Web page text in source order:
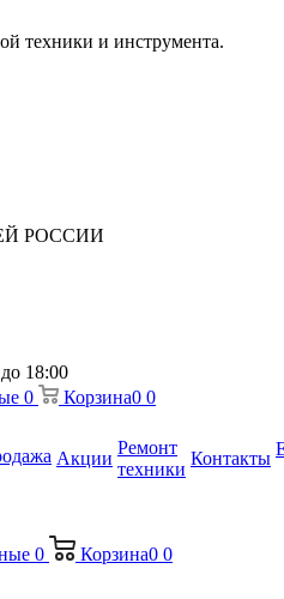
техники и инструмента.
РОССИИ
18:00
0 Корзина0 0
Акции
Ремонт
техники
Контакты
0 Корзина0 0